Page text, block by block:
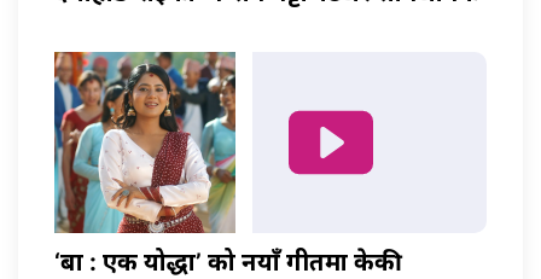
‘बा : एक योद्धा’ को नयाँ गीतमा केकी